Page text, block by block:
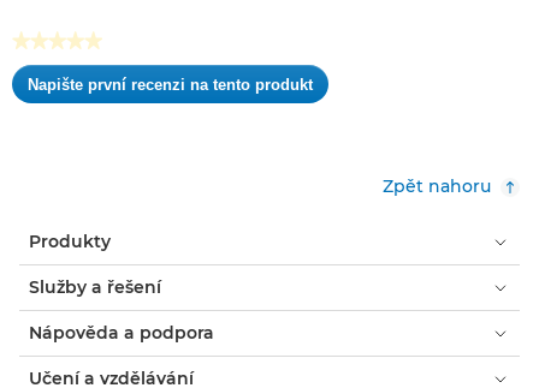
★★★★★
Žádná
hodnota
Napište první recenzi na tento produkt
.
Zpět nahoru
Produkty
Služby a řešení
Nápověda a podpora
Učení a vzdělávání